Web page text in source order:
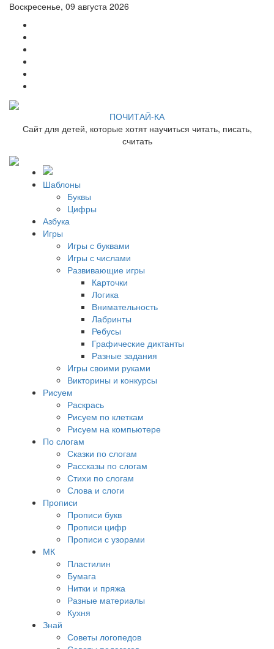
Воскресенье, 09 августа 2026
ПОЧИТАЙ-КА
Сайт для детей, которые хотят научиться читать, писать,
считать
Шаблоны
Буквы
Цифры
Азбука
Игры
Игры с буквами
Игры с числами
Развивающие игры
Карточки
Логика
Внимательность
Лабринты
Ребусы
Графические диктанты
Разные задания
Игры своими руками
Викторины и конкурсы
Рисуем
Раскрась
Рисуем по клеткам
Рисуем на компьютере
По слогам
Сказки по слогам
Рассказы по слогам
Стихи по слогам
Слова и слоги
Прописи
Прописи букв
Прописи цифр
Прописи с узорами
МК
Пластилин
Бумага
Нитки и пряжа
Разные материалы
Кухня
Знай
Советы логопедов